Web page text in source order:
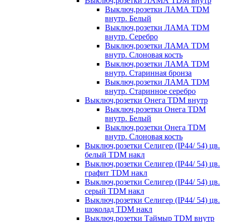
Выключ,розетки ЛАМА TDM
внутр. Белый
Выключ,розетки ЛАМА TDM
внутр. Серебро
Выключ,розетки ЛАМА TDM
внутр. Слоновая кость
Выключ,розетки ЛАМА TDM
внутр. Старинная бронза
Выключ,розетки ЛАМА TDM
внутр. Старинное серебро
Выключ,розетки Онега TDM внутр
Выключ,розетки Онега TDM
внутр. Белый
Выключ,розетки Онега TDM
внутр. Слоновая кость
Выключ,розетки Селигер (IP44/ 54) цв.
белый TDM накл
Выключ,розетки Селигер (IP44/ 54) цв.
графит TDM накл
Выключ,розетки Селигер (IP44/ 54) цв.
серый TDM накл
Выключ,розетки Селигер (IP44/ 54) цв.
шоколад TDM накл
Выключ,розетки Таймыр TDM внутр